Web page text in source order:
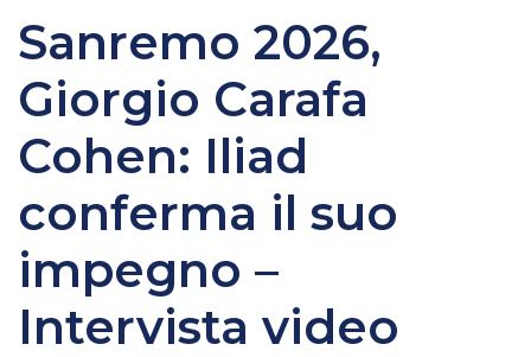
Sanremo 2026,
Giorgio Carafa
Cohen: Iliad
conferma il suo
impegno –
Intervista video